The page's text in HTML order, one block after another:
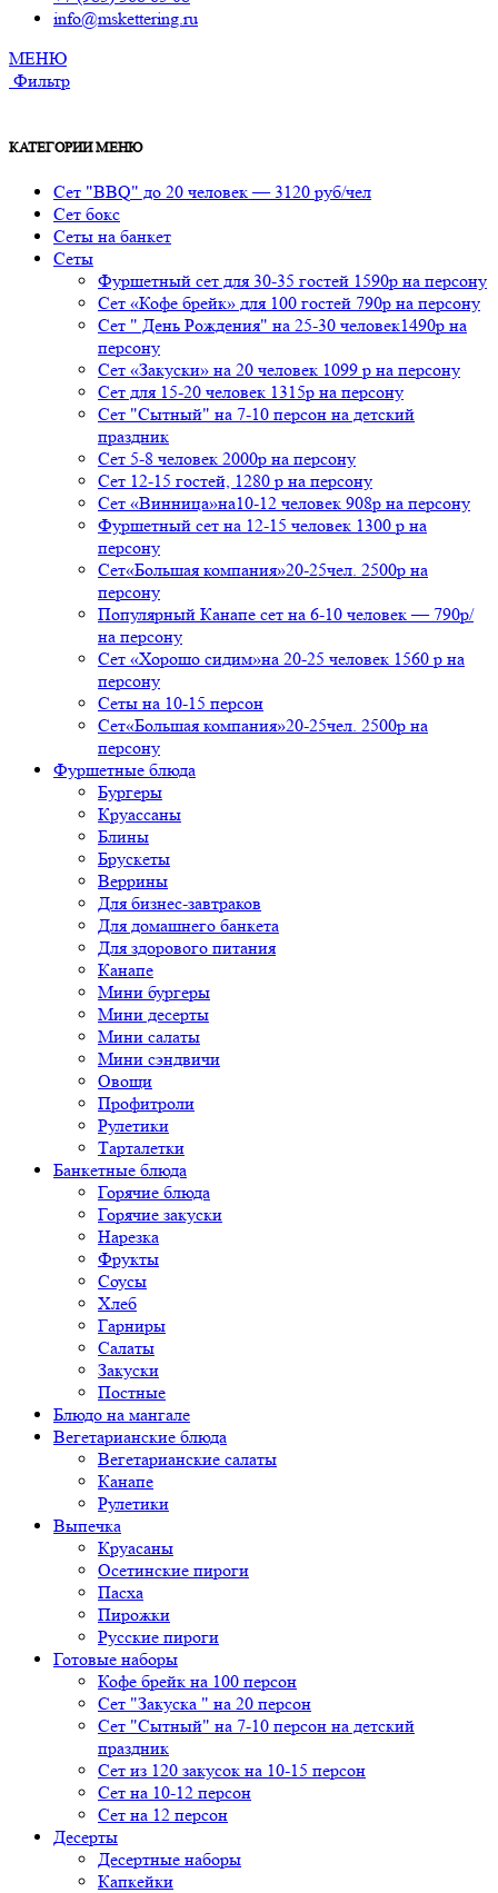
info@mskettering.ru
МЕНЮ
Фильтр
КАТЕГОРИИ МЕНЮ
Сет "BBQ" до 20 человек — 3120 руб/чел
Сет бокс
Сеты на банкет
Сеты
Фуршетный сет для 30-35 гостей 1590р на персону
Сет «Кофе брейк» для 100 гостей 790р на персону
Сет " День Рождения" на 25-30 человек1490р на
персону
Сет «Закуски» на 20 человек 1099 р на персону
Сет для 15-20 человек 1315р на персону
Сет "Сытный" на 7-10 персон на детский
праздник
Сет 5-8 человек 2000р на персону
Сет 12-15 гостей, 1280 р на персону
Сет «Винница»на10-12 человек 908р на персону
Фуршетный сет на 12-15 человек 1300 р на
персону
Сет«Большая компания»20-25чел. 2500р на
персону
Популярный Канапе сет на 6-10 человек — 790р/
на персону
Сет «Хорошо сидим»на 20-25 человек 1560 р на
персону
Сеты на 10-15 персон
Сет«Большая компания»20-25чел. 2500р на
персону
Фуршетные блюда
Бургеры
Круассаны
Блины
Брускеты
Веррины
Для бизнес-завтраков
Для домашнего банкета
Для здорового питания
Канапе
Мини бургеры
Мини десерты
Мини салаты
Мини сэндвичи
Овощи
Профитроли
Рулетики
Тарталетки
Банкетные блюда
Горячие блюда
Горячие закуски
Нарезка
Фрукты
Соусы
Хлеб
Гарниры
Салаты
Закуски
Постные
Блюдо на мангале
Вегетарианские блюда
Вегетарианские салаты
Канапе
Рулетики
Выпечка
Круасаны
Осетинские пироги
Пасха
Пирожки
Русские пироги
Готовые наборы
Кофе брейк на 100 персон
Сет "Закуска " на 20 персон
Сет "Сытный" на 7-10 персон на детский
праздник
Сет из 120 закусок на 10-15 персон
Сет на 10-12 персон
Сет на 12 персон
Десерты
Десертные наборы
Капкейки